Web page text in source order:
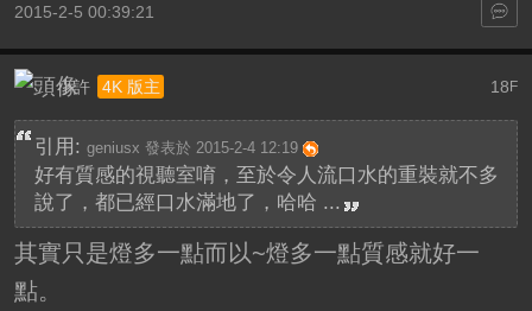
2015-2-5 00:39:21
18 F
小許 4K 版主
引用: geniusx 發表於 2015-2-4 12:19
好有質感的視聽室唷，至於令人流口水的重裝就不多
說了，都已經口水滿地了，哈哈 ...
其實只是燈多一點而以~燈多一點質感就好一
點。